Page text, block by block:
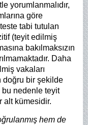
yorumlanmalıdır,
göre
tabi tutulan
(teyit edilmiş
bakılmaksızın
Daha
vakaları
doğru bir şekilde
bu nedenle teyit
alt kümesidir.
hem de